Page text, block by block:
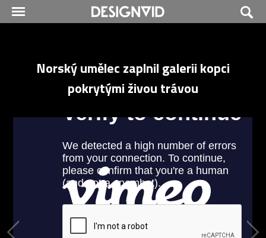
Norský umělec zaplnil galerii kopci
pokrytými živou trávou